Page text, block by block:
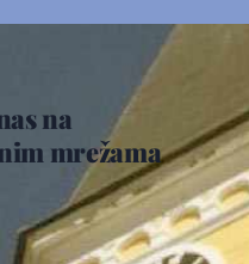
na
mrežama